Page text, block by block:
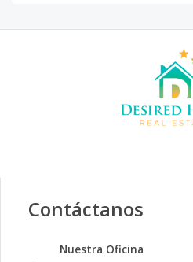
Contáctanos
Nuestra Oficina